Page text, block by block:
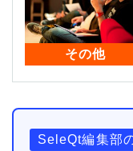
その他
SeleQt編集部